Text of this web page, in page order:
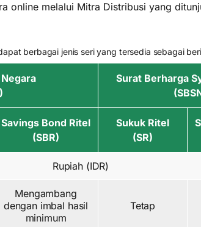
online melalui Mitra Distribusi yang
berbagai jenis seri yang tersedia sebagai
Surat Berharga
Savings Bond Ritel
(SBR)
Sukuk Ritel
(SR)
Rupiah (IDR)
Mengambang
dengan imbal hasil
minimum
Tetap